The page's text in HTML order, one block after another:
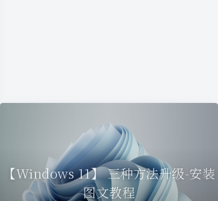
【Windows 11】 三种方法升级-安装
图文教程